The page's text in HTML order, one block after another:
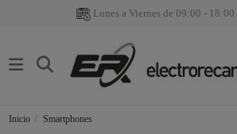
Lunes a Viernes de 09:00 -
Inicio Smartphones